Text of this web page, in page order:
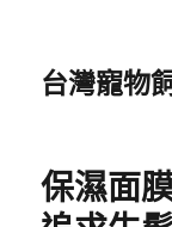
台灣寵物
保濕面